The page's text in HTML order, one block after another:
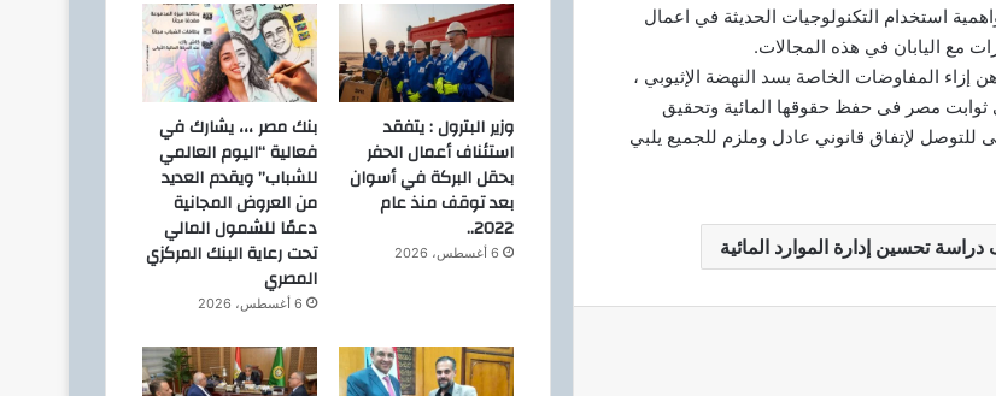
استخدام التكنولوجيات الحديثة في اعمال
مع اليابان في هذه المجالات.
إزاء المفاوضات الخاصة بسد النهضة الإثيوبي ،
ثوابت مصر فى حفظ حقوقها المائية وتحقيق
للتوصل لإتفاق قانوني عادل وملزم للجميع يلبي
تحسين إدارة الموارد المائية
وزير البترول : يتفقد
استئناف أعمال الحفر
بحقل البركة في أسوان
بعد توقف منذ عام
2022..
6 أغسطس، 2026
بنك مصر ،،، يشارك في
فعالية “اليوم العالمي
للشباب” ويقدم العديد
من العروض المجانية
دعمًا للشمول المالي
تحت رعاية البنك المركزي
المصري
6 أغسطس، 2026